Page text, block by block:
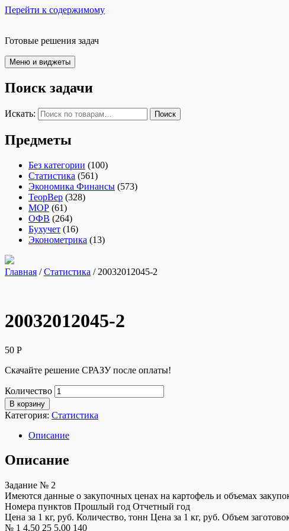
Перейти к содержимому
Готовые решения задач
Меню и виджеты
Поиск задачи
Искать: Поиск
Предметы
Без категории (100)
Статистика (561)
Экономика Финансы (573)
ТеорВер (328)
МОР (61)
ОФВ (264)
Бухучет (16)
Эконометрика (13)
Главная /Статистика / 20032012045-2
20032012045-2
50 Р
Скачайте решение СРАЗУ после оплаты!
Количество
В корзину
Категория: Статистика
Описание
Описание
Задание № 2
Имеются данные о закупочных ценах на картофель и объемах
Номера пунктов Прошлый год Отчетный год
Цена за 1 кг, руб. Количество, тонн Цена за 1 кг, руб. Объем
№ 1 4,50 25 5,00 140